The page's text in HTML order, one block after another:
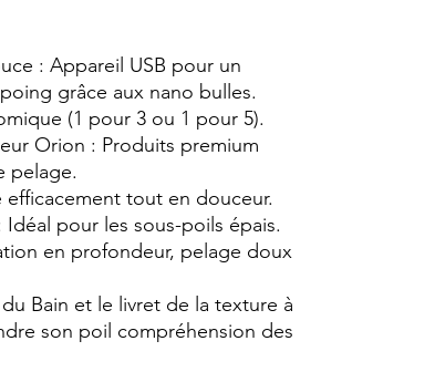
: Appareil USB pour un
grâce aux nano bulles.
(1 pour 3 ou 1 pour 5).
Orion : Produits premium
pelage.
efficacement tout en douceur.
Idéal pour les sous-poils épais.
en profondeur, pelage doux
Bain et le livret de la texture à
son poil compréhension des